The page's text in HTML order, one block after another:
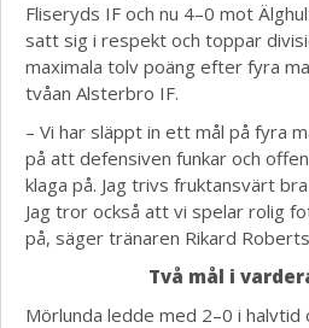
Fliseryds IF och nu 4–0 mot
satt sig i respekt och toppar
maximala tolv poäng efter fyra
tvåan Alsterbro IF.
– Vi har släppt in ett mål på fyra
på att defensiven funkar och
klaga på. Jag trivs fruktansvärt
Jag tror också att vi spelar rolig
på, säger tränaren Rikard
Två mål i
Mörlunda ledde med 2–0 i halvtid